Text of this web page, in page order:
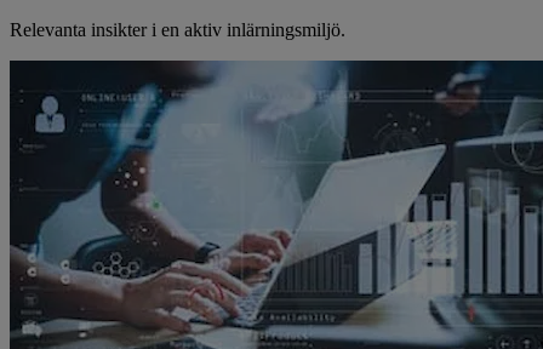
Relevanta insikter i en aktiv inlärningsmiljö.